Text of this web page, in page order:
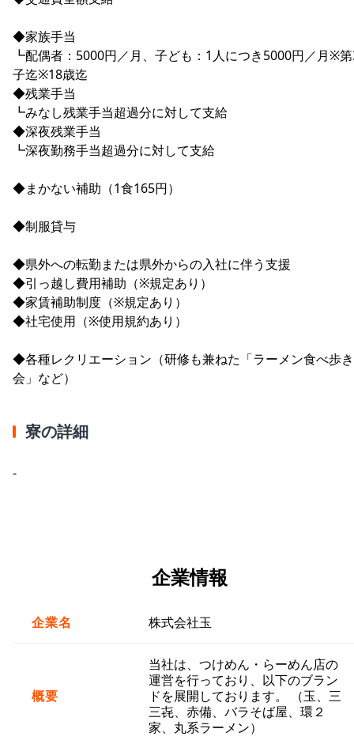
◆家族手当
┗配偶者：5000円／月、子ども：1人につき5000円／月※
子迄※18歳迄
◆残業手当
┗みなし残業手当超過分に対して支給
◆深夜残業手当
┗深夜勤務手当超過分に対して支給
◆まかない補助（1食165円）
◆制服貸与
◆県外への転勤または県外からの入社に伴う支援
◆引っ越し費用補助（※規定あり）
◆家賃補助制度（※規定あり）
◆社宅使用（※使用規約あり）
◆各種レクリエーション（研修も兼ねた「ラーメン食べ歩き
会」など）
寮の詳細
-
企業情報
企業名 株式会社玉
概要
当社は、つけめん・らーめん店の
運営を行っており、以下のブラン
ドを展開しております。 （玉、三
三㐂、赤備、バラそば屋、環２
家、丸系ラーメン）